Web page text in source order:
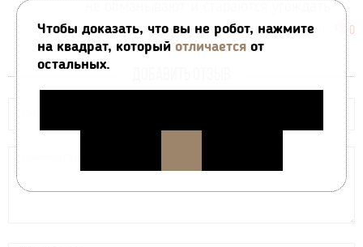
👍 0
Чтобы доказать, что вы не робот, нажмите
на квадрат, который отличается от
остальных.